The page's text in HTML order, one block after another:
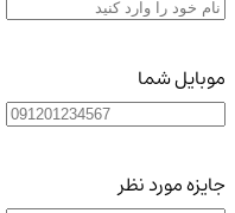
موبایل شما
جایزه مورد نظر